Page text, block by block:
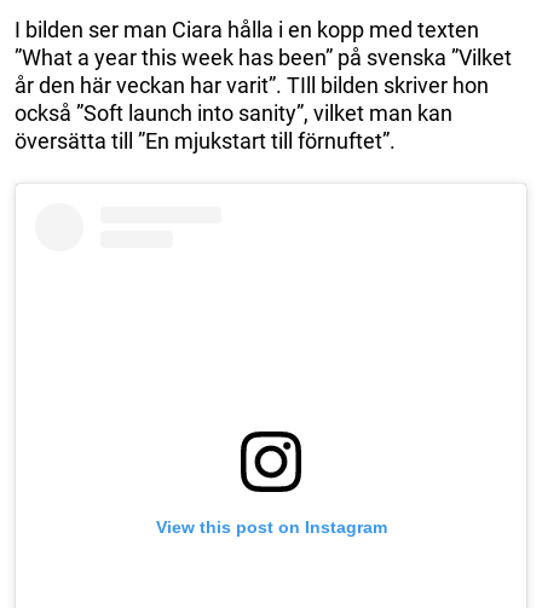
I bilden ser man Ciara hålla i en kopp med texten
”What a year this week has been” på svenska ”Vilket
år den här veckan har varit”. TIll bilden skriver hon
också ”Soft launch into sanity”, vilket man kan
översätta till ”En mjukstart till förnuftet”.
View this post on Instagram